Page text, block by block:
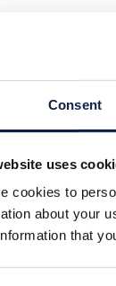
Consent
uses
cookies to
about your
that